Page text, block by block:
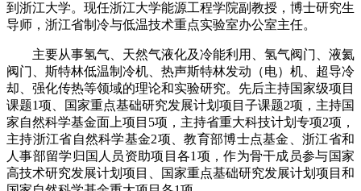
到浙江大学。现任浙江大学能源工程学院副教授，博士研究生
导师，浙江省制冷与低温技术重点实验室办公室主任。
主要从事氢气、天然气液化及冷能利用、氢气阀门、液氦
阀门、斯特林低温制冷机、热声斯特林发动（电）机、超导冷
却、强化传热等领域的理论和实验研究。先后主持国家级项目
课题1项、国家重点基础研究发展计划项目子课题2项，主持国
家自然科学基金面上项目5项，主持省重大科技计划专项2项，
主持浙江省自然科学基金2项、教育部博士点基金、浙江省和
人事部留学归国人员资助项目各1项，作为骨干成员参与国家
高技术研究发展计划项目、国家重点基础研究发展计划项目和